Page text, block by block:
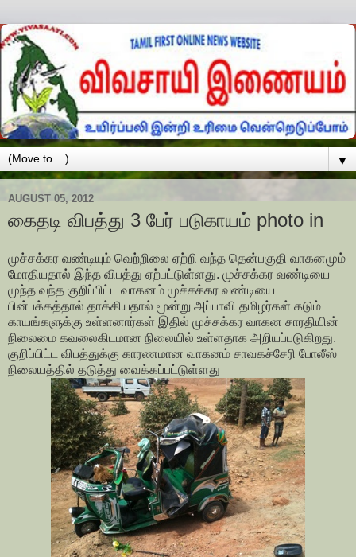
▼
AUGUST 05, 2012
கைதடி விபத்து 3 பேர் படுகாயம் photo in
முச்சக்கர வண்டியும் வெற்றிலை ஏற்றி வந்த தென்பகுதி வாகனமும்
மோதியதால் இந்த விபத்து ஏற்பட்டுள்ளது. முச்சக்கர வண்டியை
முந்த வந்த குறிப்பிட்ட வாகனம் முச்சக்கர வண்டியை
பின்பக்கத்தால் தாக்கியதால் மூன்று அப்பாவி தமிழர்கள் கடும்
காயங்களுக்கு உள்ளனார்கள் இதில் முச்சக்கர வாகன சாரதியின்
நிலைமை கவலைகிடமான நிலையில் உள்ளதாக அறியப்படுகிறது.
குறிப்பிட்ட விபத்துக்கு காரணமான வாகனம் சாவகச்சேரி போலீஸ்
நிலையத்தில் தடுத்து வைக்கப்பட்டுள்ளது